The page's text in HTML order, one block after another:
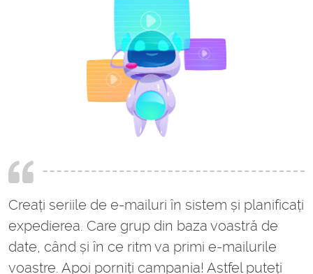
Creați seriile de e-mailuri în sistem și planificați
expedierea. Care grup din baza voastră de
date, când și în ce ritm va primi e-mailurile
voastre. Apoi porniți campania! Astfel puteți